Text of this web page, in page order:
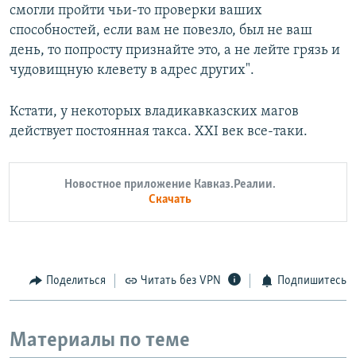
смогли пройти чьи-то проверки ваших
способностей, если вам не повезло, был не ваш
день, то попросту признайте это, а не лейте грязь и
чудовищную клевету в адрес других".
Кстати, у некоторых владикавказских магов
действует постоянная такса. XXI век все-таки.
Новостное приложение Кавказ.Реалии.
Скачать
Поделиться Читать без VPN Подпишитесь
Материалы по теме